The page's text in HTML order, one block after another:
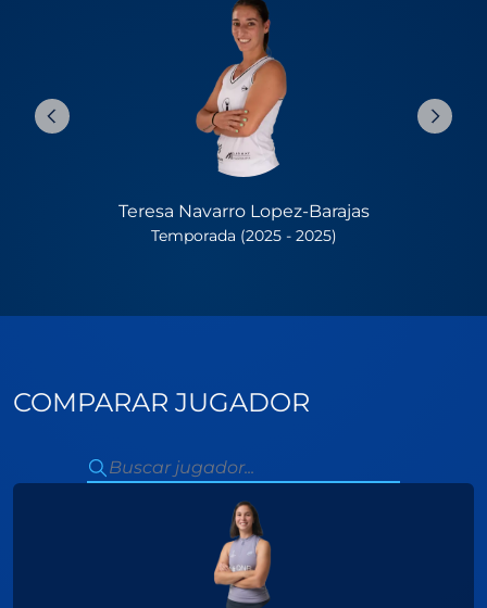
Teresa Navarro Lopez-Barajas
Temporada (2025 - 2025)
COMPARAR JUGADOR